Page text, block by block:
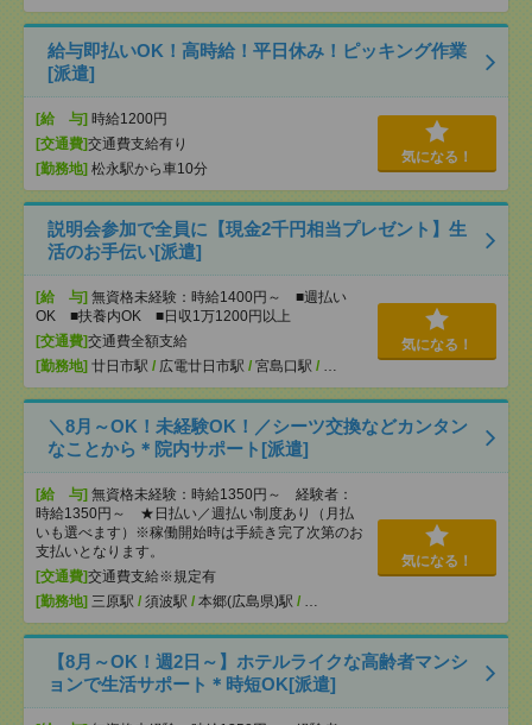
給与即払いOK！高時給！平日休み！ピッキング作業
[派遣]
[給 与] 時給1200円
[交通費]交通費支給有り
[勤務地] 松永駅から車10分
気になる！
説明会参加で全員に【現金2千円相当プレゼント】生
活のお手伝い[派遣]
[給 与] 無資格未経験：時給1400円～ ■週払い
OK ■扶養内OK ■日収1万1200円以上
[交通費]交通費全額支給
[勤務地] 廿日市駅 / 広電廿日市駅 / 宮島口駅 /
気になる！
＼8月～OK！未経験OK！／シーツ交換などカンタン
なことから＊院内サポート[派遣]
[給 与] 無資格未経験：時給1350円～ 経験者：
時給1350円～ ★日払い／週払い制度あり（月払
いも選べます）※稼働開始時は手続き完了次第のお
支払いとなります。
[交通費]交通費支給※規定有
[勤務地] 三原駅 / 須波駅 / 本郷(広島県)駅 /
気になる！
【8月～OK！週2日～】ホテルライクな高齢者マンシ
ョンで生活サポート＊時短OK[派遣]